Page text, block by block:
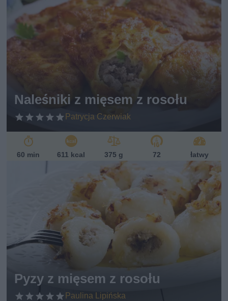
Naleśniki z mięsem z rosołu
Patrycja Czerwiak
60 min 611 kcal 375 g 72 łatwy
Pyzy z mięsem z rosołu
Paulina Lipińska